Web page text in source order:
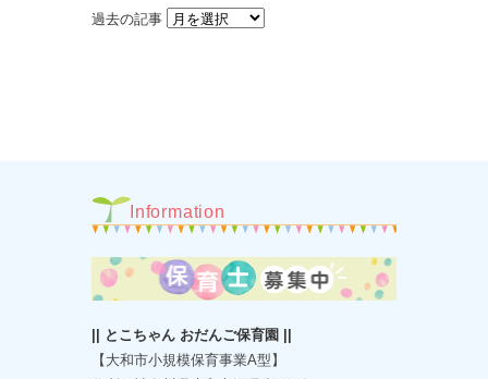
過去の記事
Information
|| とこちゃん おだんご保育園 ||
【大和市小規模保育事業A型】